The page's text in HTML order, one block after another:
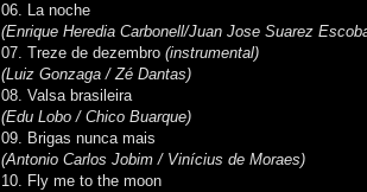
06. La noche
(Enrique Heredia Carbonell/Juan Jose Suarez
07. Treze de dezembro (instrumental)
(Luiz Gonzaga / Zé Dantas)
08. Valsa brasileira
(Edu Lobo / Chico Buarque)
09. Brigas nunca mais
(Antonio Carlos Jobim / Vinícius de Moraes)
10. Fly me to the moon